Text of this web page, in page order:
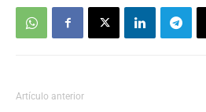
Artículo anterior